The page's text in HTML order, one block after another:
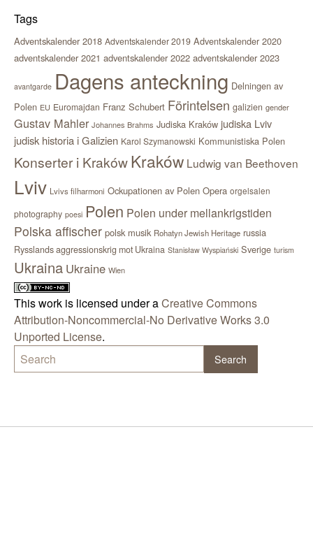
Tags
Adventskalender 2018 Adventskalender 2019 Adventskalender 2020
adventskalender 2021 adventskalender 2022 adventskalender 2023
avantgarde Dagens anteckning Delningen av
Polen EU Euromajdan Franz Schubert Förintelsen galizien gender
Gustav Mahler Johannes Brahms Judiska Kraków judiska Lviv
judisk historia i Galizien Karol Szymanowski Kommunistiska Polen
Konserter i KrakówKraków Ludwig van Beethoven
Lviv Lvivs filharmoni Ockupationen av Polen Opera orgelsalen
photography poesi Polen Polen under mellankrigstiden
Polska affischer polsk musik Rohatyn Jewish Heritage russia
Rysslands aggressionskrig mot Ukraina Stanisław Wyspiański Sverige turism
Ukraina Ukraine Wien
This work is licensed under aCreative Commons
Attribution-Noncommercial-No Derivative Works 3.0
Unported License.